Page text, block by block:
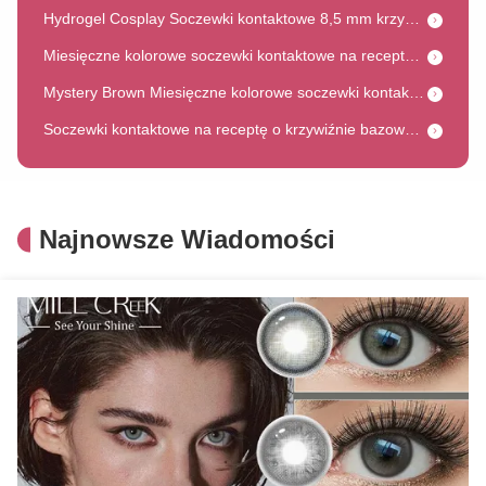
Soczewki kontaktowe o krzywiźnie bazowej 8,5 mm, miesięczne, kolorowe, Chicago Grey, średnica 14,2 mm, o eleganckim wyglądzie
HEMA Anime Soczewki do Oczu Kontakty Niestandardowe do Cosplay 8.5mm Krzywizna Bazowa
Roczne kolorowe soczewki kontaktowe o średnicy 14,5 mm do cosplayu, kolorowe soczewki kontaktowe, soczewki kontaktowe z mocą do cosplayu
Star Sino Ai Codzienne Soczewki Kontaktowe do Cosplayu Jednorazowe 14,5mm Średnicy
14.5mm Fioletowe soczewki kontaktowe Mochi Sky do cosplayu firmy MILL CREEK
Fioletowe soczewki Vika Daily dla suchych oczu, średnica 14,5 mm, przepuszczalność tlenu 11 Dk/t
Najnowsze Wiadomości